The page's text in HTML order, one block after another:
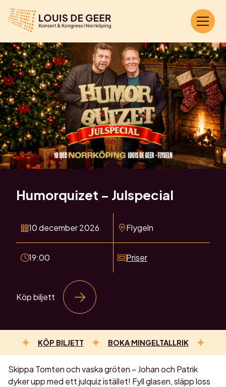
Humorquizet – Julspecial
10 december 2026 Flygeln
19:00 Priser
Köp biljett
KÖP BILJETT BOKA MINGELTALLRIK
Skippa Tomten och vaska gröten – Johan och Patrik
dyker upp med ett julquiz istället! Fyll glasen, släpp loss